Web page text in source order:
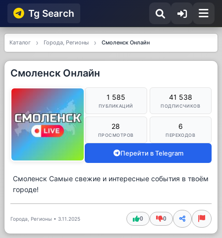
Tg Searсh
Каталог Города, Регионы Смоленск Онлайн
Смоленск Онлайн
1 585
ПУБЛИКАЦИЙ
41 538
ПОДПИСЧИКОВ
28
ПРОСМОТРОВ
6
ПЕРЕХОДОВ
Перейти в Telegram
Смоленск Самые свежие и интересные события в твоём
городе!
Города, Регионы • 3.11.2025 0 0